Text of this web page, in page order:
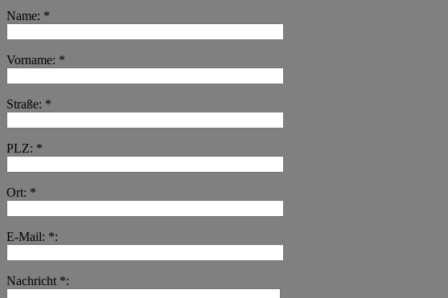
Name: *
Vorname: *
Straße: *
PLZ: *
Ort: *
E-Mail: *:
Nachricht *: